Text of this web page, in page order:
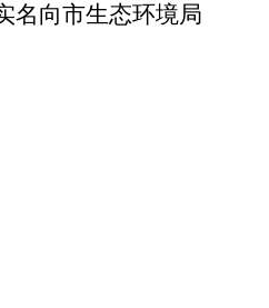
名向市生态环境局